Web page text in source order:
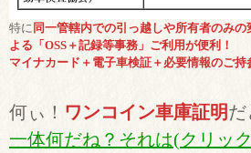
特に 同一管轄内での引っ越しや所有者のみの
よる「OSS＋記録等事務」ご利用が便利！
マイナカード＋電子車検証＋必要情報のご持
何ぃ！ ワンコイン車庫証明だ
一体何だね？それは(クリック